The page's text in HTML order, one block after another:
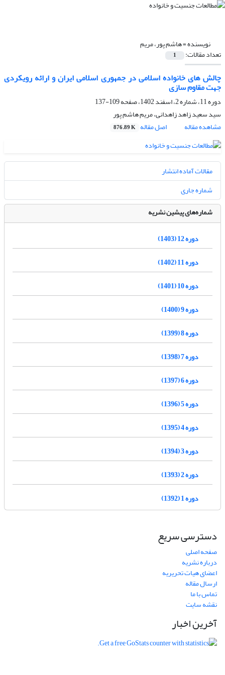
نویسنده =هاشم پور، مریم
تعداد مقالات: 1
چالش های خانواده اسلامی در جمهوری اسلامی ایران و ارائه رویکردی
جهت مقاوم سازی
دوره 11، شماره 2، اسفند 1402، صفحه
109-137
سید سعید زاهد زاهدانی، مریم هاشم پور
مشاهده مقاله
اصل مقاله 876.89 K
مقالات آماده انتشار
شماره جاری
شماره‌های پیشین نشریه
دوره 12 (1403)
دوره 11 (1402)
دوره 10 (1401)
دوره 9 (1400)
دوره 8 (1399)
دوره 7 (1398)
دوره 6 (1397)
دوره 5 (1396)
دوره 4 (1395)
دوره 3 (1394)
دوره 2 (1393)
دوره 1 (1392)
دسترسی سریع
صفحه اصلی
درباره نشریه
اعضای هیات تحریریه
ارسال مقاله
تماس با ما
نقشه سایت
آخرین اخبار